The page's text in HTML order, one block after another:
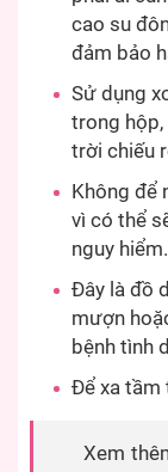
cao su
đảm bảo
Sử dụng
trong hộp,
trời chiếu
Không để
vì có thể
nguy hiểm.
Đây là đồ
mượn
bệnh tình
Để xa tầm
Xem